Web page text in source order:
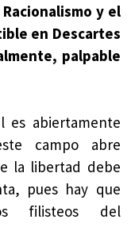
y el
en Descartes
palpable
es abiertamente
campo abre
la libertad debe
pues hay que
filisteos del